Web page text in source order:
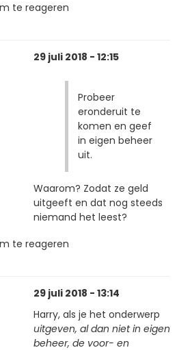
te reageren
29 juli 2018 - 12:15
Probeer
eronderuit te
komen en geef
in eigen beheer
uit.
Waarom? Zodat ze geld
uitgeeft en dat nog steeds
niemand het leest?
te reageren
29 juli 2018 - 13:14
Harry, als je het onderwerp
uitgeven, al dan niet in eigen
beheer, de voor- en